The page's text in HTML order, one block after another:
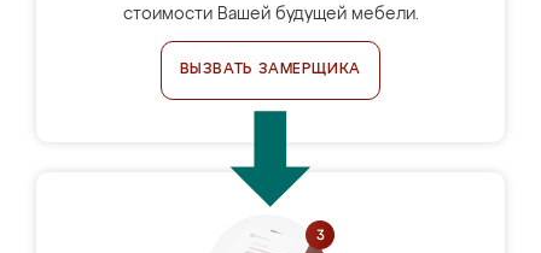
стоимости Вашей будущей мебели.
ВЫЗВАТЬ ЗАМЕРЩИКА